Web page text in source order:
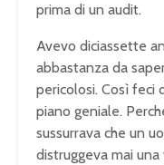
prima di un audit.
Avevo diciassette
abbastanza da
pericolosi. Così feci
piano geniale.
sussurrava che un
distruggeva mai